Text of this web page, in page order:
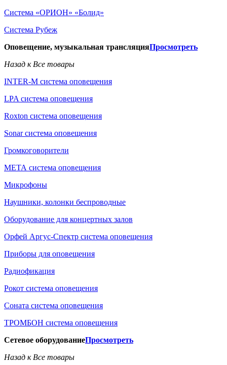
Система «ОРИОН» «Болид»
Система Рубеж
Оповещение, музыкальная трансляцияПросмотреть
Назад к Все товары
INTER-M система оповещения
LPA система оповещения
Roxton система оповещения
Sonar система оповещения
Громкоговорители
МЕТА система оповещения
Микрофоны
Наушники, колонки беспроводные
Оборудование для концертных залов
Орфей Аргус-Спектр система оповещения
Приборы для оповещения
Радиофикация
Рокот система оповещения
Соната система оповещения
ТРОМБОН система оповещения
Сетевое оборудованиеПросмотреть
Назад к Все товары